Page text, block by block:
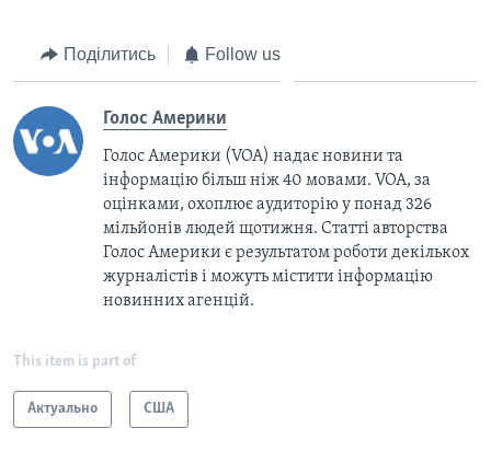
Поділитись Follow us
Голос Америки
Голос Америки (VOA) надає новини та
інформацію більш ніж 40 мовами. VOA, за
оцінками, охоплює аудиторію у понад 326
мільйонів людей щотижня. Статті авторства
Голос Америки є результатом роботи декількох
журналістів і можуть містити інформацію
новинних агенцій.
This item is part of
Актуально США